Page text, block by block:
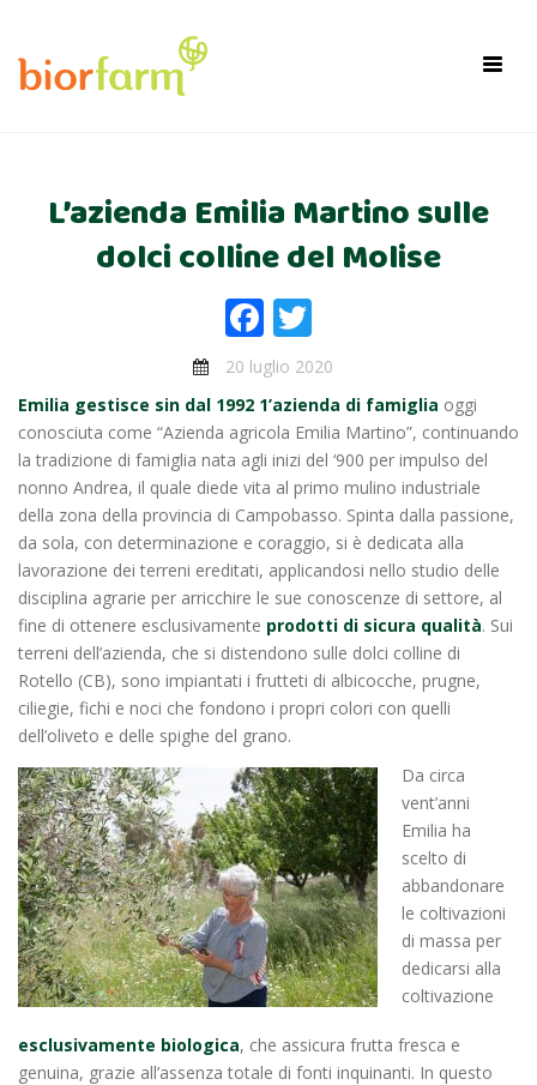
L’azienda Emilia Martino sulle
dolci colline del Molise
Facebook
20 luglio 2020
Emilia gestisce sin dal 1992 1’azienda di famiglia oggi
conosciuta come “Azienda agricola Emilia Martino”, continuando
la tradizione di famiglia nata agli inizi del ‘900 per impulso del
nonno Andrea, il quale diede vita al primo mulino industriale
della zona della provincia di Campobasso. Spinta dalla passione,
da sola, con determinazione e coraggio, si è dedicata alla
lavorazione dei terreni ereditati, applicandosi nello studio delle
disciplina agrarie per arricchire le sue conoscenze di settore, al
fine di ottenere esclusivamente prodotti di sicura qualità. Sui
terreni dell’azienda, che si distendono sulle dolci colline di
Rotello (CB), sono impiantati i frutteti di albicocche, prugne,
ciliegie, fichi e noci che fondono i propri colori con quelli
dell’oliveto e delle spighe del grano.
Da circa
vent’anni
Emilia ha
scelto di
abbandonare
le coltivazioni
di massa per
dedicarsi alla
coltivazione
esclusivamente biologica, che assicura frutta fresca e
genuina, grazie all’assenza totale di fonti inquinanti. In questo